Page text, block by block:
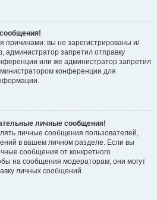
причинами: вы не зарегистрированы и/
запретил отправку
или же администратор запретил
конференции для
личные сообщения!
личные сообщения пользователей,
в вашем личном разделе. Если вы
сообщения от конкретного
на сообщения модераторам; они могут
личных сообщений.